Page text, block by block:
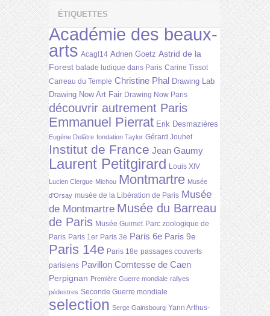
ÉTIQUETTES
Académie des beaux-
arts Acagl14 Adrien Goetz Astrid de la
Forest balade ludique dans Paris Carine Tissot
Carreau du Temple Christine Phal Drawing Lab
Drawing Now Art Fair Drawing Now Paris
découvrir autrement Paris
Emmanuel Pierrat Erik Desmazières
Eugène Delâtre fondation Taylor Gérard Jouhet
Institut de France Jean Gaumy
Laurent Petitgirard Louis XIV
Lucien Clergue Michou Montmartre Musée
d'Orsay musée de la Libération de Paris Musée
de Montmartre Musée du Barreau
de Paris Musée Guimet Parc zoologique de
Paris Paris 1er Paris 3e Paris 6e Paris 9e
Paris 14e Paris 18e passages couverts
parisiens Pavillon Comtesse de Caen
Perpignan Première Guerre mondiale rallyes
pédestres Seconde Guerre mondiale
selection Serge Gainsbourg Yann Arthus-